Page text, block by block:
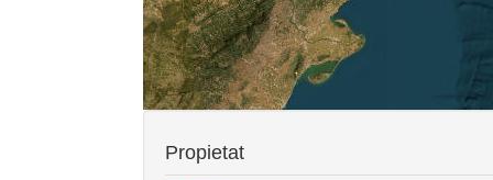
Propietat